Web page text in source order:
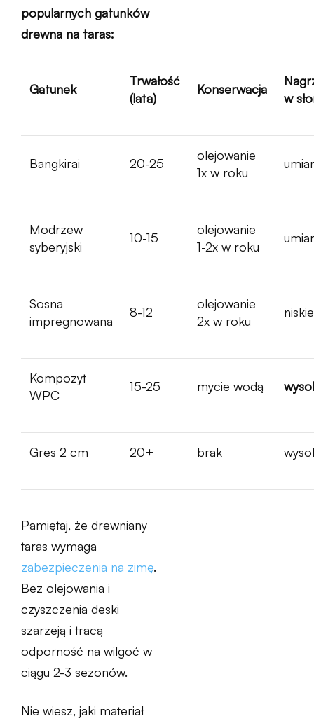
popularnych gatunków
drewna na taras:
Gatunek
Trwałość
(lata)
Konserwacja
w
Bangkirai 20-25
olejowanie
1x w roku
Modrzew
syberyjski
10-15
olejowanie
1-2x w roku
Sosna
impregnowana
8-12
olejowanie
2x w roku
niskie
Kompozyt
WPC
15-25 mycie wodą
Gres 2 cm 20+ brak
Pamiętaj, że drewniany
taras wymaga
zabezpieczenia na zimę.
Bez olejowania i
czyszczenia deski
szarzeją i tracą
odporność na wilgoć w
ciągu 2-3 sezonów.
Nie wiesz, jaki materiał